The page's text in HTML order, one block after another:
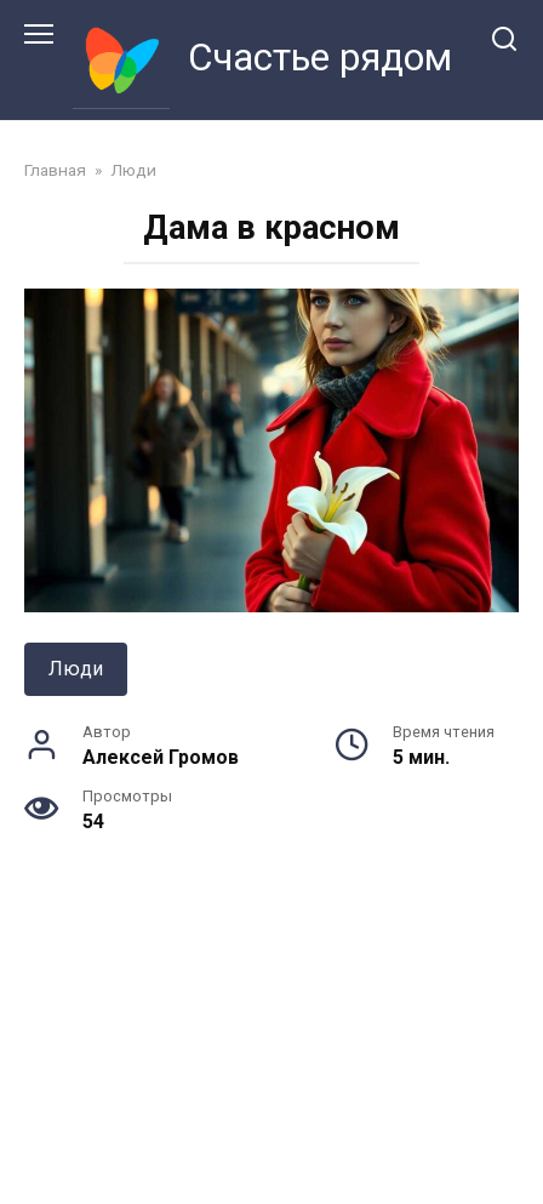
Счастье рядом
Главная » Люди
Дама в красном
Люди
Автор
Алексей Громов
Время чтения
5 мин.
Просмотры
54